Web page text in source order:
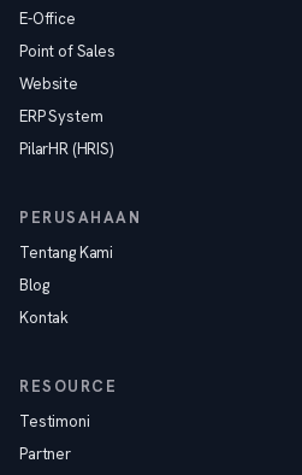
E-Office
Point of Sales
Website
ERP System
PilarHR (HRIS)
PERUSAHAAN
Tentang Kami
Blog
Kontak
RESOURCE
Testimoni
Partner